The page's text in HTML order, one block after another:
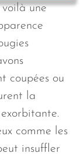
voilà une
coupées ou
la
comme les
insuffler